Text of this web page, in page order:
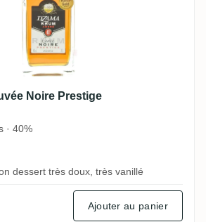
Noire Prestige
· 40%
dessert très doux, très vanillé
Ajouter au panier